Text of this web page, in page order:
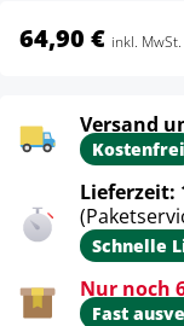
64,90 € inkl. MwSt.
Versand
Kostenfrei
Lieferzeit:
Schnelle
Nur noch
Fast